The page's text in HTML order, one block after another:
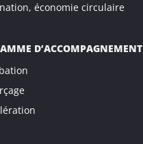
économie circulaire
D’ACCOMPAGNEMENT